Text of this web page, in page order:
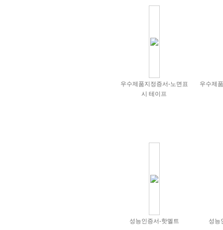
우수제품지정증서-노면표
시 테이프
우수제
성능인증서-핫멜트 성능